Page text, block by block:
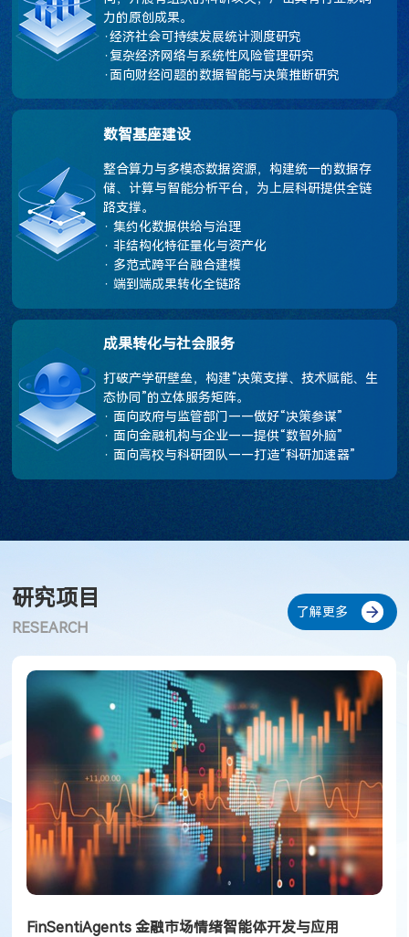
李金昌
浙江财经大学原党委书记、教授
黄国明
四川省大数据中心总工程师
江 海
新网银行党委书记、副董事长、行长
郑 宇
京东集团副总裁、首席数据科学家
史代敏
西南财经大学原副校长、教授
林华珍
西南财经大学首席教授
西南财经大学特聘教授
刘贵松
西南财经大学计算机与人工智能学院院长、教授
郭建军
西南财经大学统计与数据科学学院院长、教授
力的原创成果。
·经济社会可持续发展统计测度研究
·复杂经济网络与系统性风险管理研究
·面向财经问题的数据智能与决策推断研究
数智基座建设
整合算力与多模态数据资源，构建统一的数据存
储、计算与智能分析平台，为上层科研提供全链
路支撑。
· 集约化数据供给与治理
· 非结构化特征量化与资产化
· 多范式跨平台融合建模
· 端到端成果转化全链路
成果转化与社会服务
打破产学研壁垒，构建“决策支撑、技术赋能、生
态协同”的立体服务矩阵。
· 面向政府与监管部门——做好“决策参谋”
· 面向金融机构与企业——提供“数智外脑”
· 面向高校与科研团队——打造“科研加速器”
研究项目
RESEARCH
了解更多
FinSentiAgents 金融市场情绪智能体开发与应用